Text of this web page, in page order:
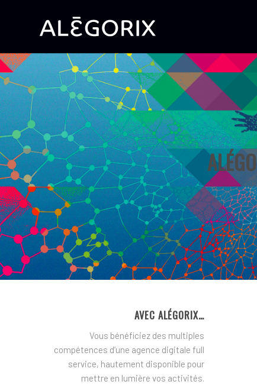
AVEC ALÉGORIX…
Vous bénéficiez des multiples
compétences d’une agence digitale full
service, hautement disponible pour
mettre en lumière vos activités.